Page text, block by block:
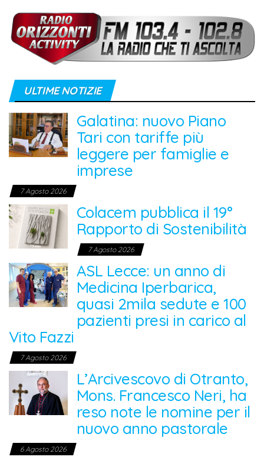
ULTIME NOTIZIE
Galatina: nuovo Piano
Tari con tariffe più
leggere per famiglie e
imprese
7 Agosto 2026
Colacem pubblica il 19°
Rapporto di Sostenibilità
7 Agosto 2026
ASL Lecce: un anno di
Medicina Iperbarica,
quasi 2mila sedute e 100
pazienti presi in carico al
Vito Fazzi
7 Agosto 2026
L’Arcivescovo di Otranto,
Mons. Francesco Neri, ha
reso note le nomine per il
nuovo anno pastorale
6 Agosto 2026